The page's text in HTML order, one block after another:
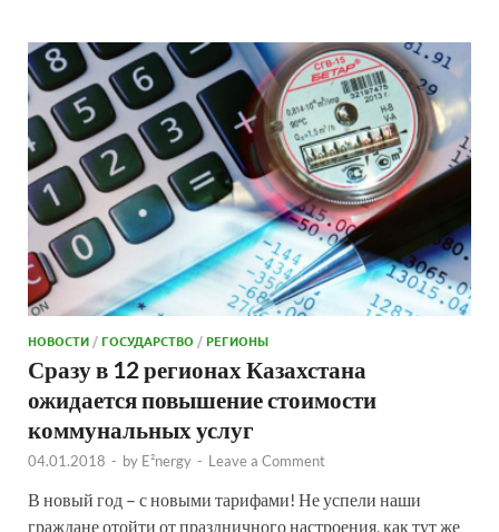
НОВОСТИ /ГОСУДАРСТВО /РЕГИОНЫ
Сразу в 12 регионах Казахстана
ожидается повышение стоимости
коммунальных услуг
04.01.2018 - by E²nergy - Leave a Comment
В новый год – с новыми тарифами! Не успели наши
граждане отойти от праздничного настроения, как тут же